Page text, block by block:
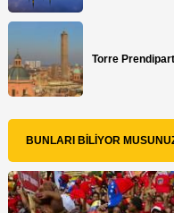
Torre
BUNLARI BILIYOR